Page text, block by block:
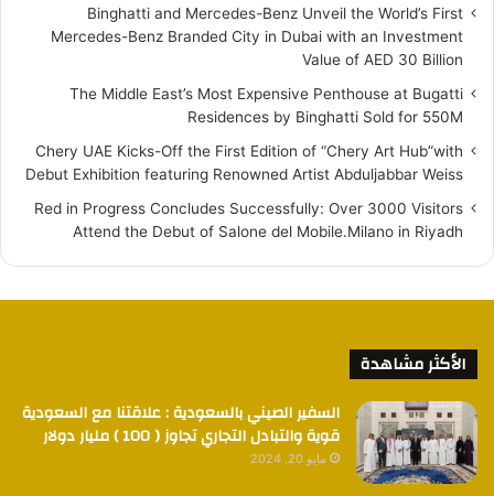
Binghatti and Mercedes-Benz Unveil the World’s First
Mercedes-Benz Branded City in Dubai with an Investment
Value of AED 30 Billion
The Middle East’s Most Expensive Penthouse at Bugatti
Residences by Binghatti Sold for 550M
Chery UAE Kicks-Off the First Edition of “Chery Art Hub”with
Debut Exhibition featuring Renowned Artist Abduljabbar Weiss
Red in Progress Concludes Successfully: Over 3000 Visitors
Attend the Debut of Salone del Mobile.Milano in Riyadh
الأكثر مشاهدة
السفير الصيني بالسعودية : علاقتنا مع السعودية
قوية والتبادل التجاري تجاوز ( 100 ) مليار دولار
مايو 20, 2024